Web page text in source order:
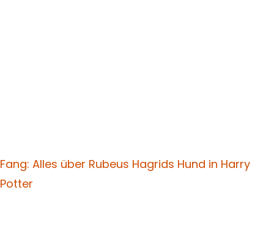
Fang: Alles über Rubeus Hagrids Hund in Harry
Potter